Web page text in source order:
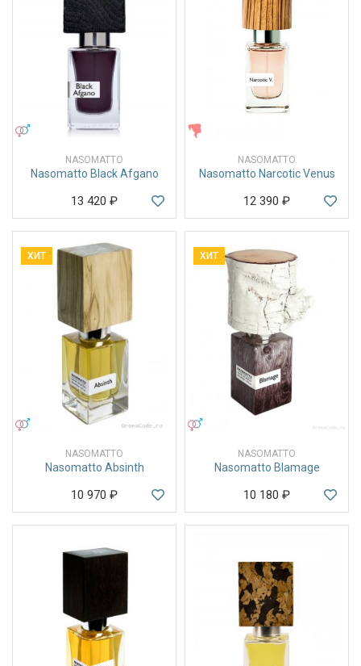
УНИСЕКС
NASOMATTO
Nasomatto Black Afgano
13 420 ₽
NASOMATTO
Nasomatto Narcotic Venus
12 390 ₽
ХИТ
NASOMATTO
Nasomatto Absinth
10 970 ₽
ХИТ
NASOMATTO
Nasomatto Blamage
10 180 ₽